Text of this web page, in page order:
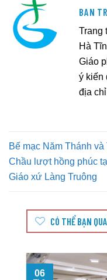
BAN
Trang
Hà
Giáo
ý kiến
địa
Bế mạc Năm Thánh và
Chầu lượt hồng phúc
Giáo xứ Làng Truông
CÓ THỂ BẠN
06